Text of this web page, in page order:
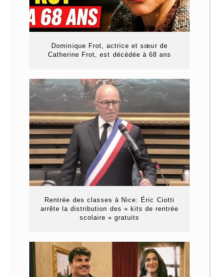
Dominique Frot, actrice et sœur de
Catherine Frot, est décédée à 68 ans
Rentrée des classes à Nice: Éric Ciotti
arrête la distribution des « kits de rentrée
scolaire » gratuits